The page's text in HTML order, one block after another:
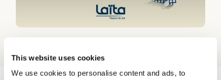
This website uses cookies
We use cookies to personalise content and ads, to